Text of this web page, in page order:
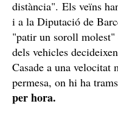
distància". Els veïns
i a la Diputació de
"patir un soroll molest"
dels vehicles
Casade a una velocitat
permesa, on hi ha
per hora.